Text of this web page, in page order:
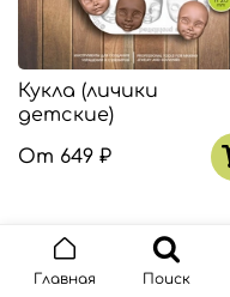
Кукла (личики
детские)
От 649 ₽
Главная Поиск